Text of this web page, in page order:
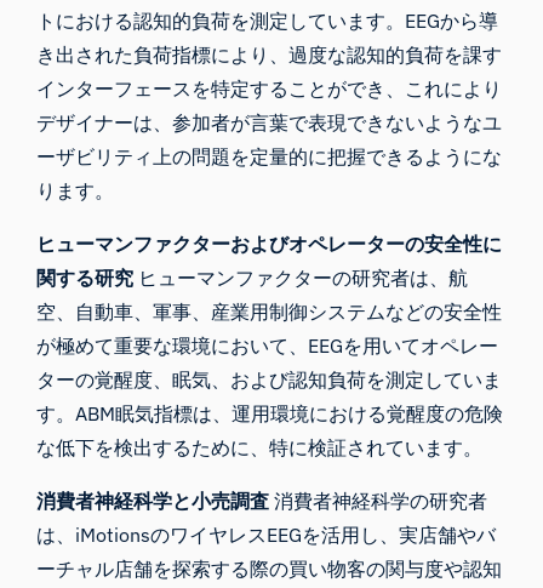
トにおける認知的負荷を測定しています。EEGから導
き出された負荷指標により、過度な認知的負荷を課す
インターフェースを特定することができ、これにより
デザイナーは、参加者が言葉で表現できないようなユ
ーザビリティ上の問題を定量的に把握できるようにな
ります。
ヒューマンファクターおよびオペレーターの安全性に
関する研究 ヒューマンファクターの研究者は、航
空、自動車、軍事、産業用制御システムなどの安全性
が極めて重要な環境において、EEGを用いてオペレー
ターの覚醒度、眠気、および認知負荷を測定していま
す。ABM眠気指標は、運用環境における覚醒度の危険
な低下を検出するために、特に検証されています。
消費者神経科学と小売調査 消費者神経科学の研究者
は、iMotionsのワイヤレスEEGを活用し、実店舗やバ
ーチャル店舗を探索する際の買い物客の関与度や認知